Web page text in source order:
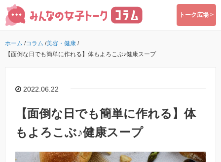
トーク広場 >
ホーム /コラム /美容・健康 /
【面倒な日でも簡単に作れる】体もよろこぶ♪健康スープ
2022.06.22
【面倒な日でも簡単に作れる】体
もよろこぶ♪健康スープ